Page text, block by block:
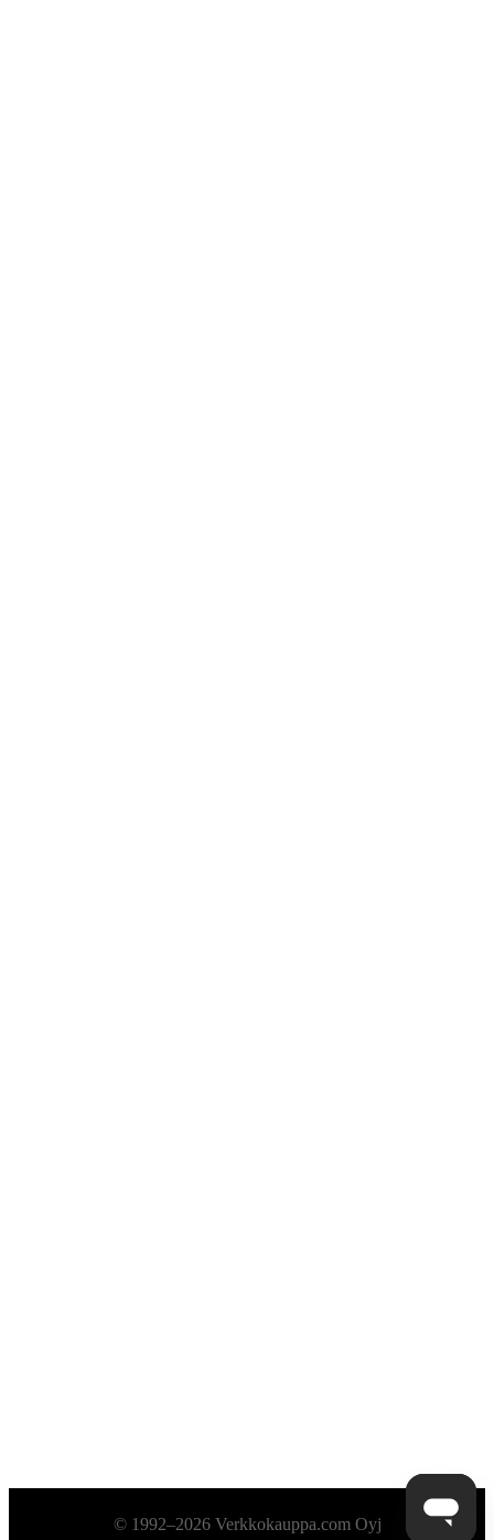
Alatunniste© 1992–2026 Verkkokauppa.com Oyj